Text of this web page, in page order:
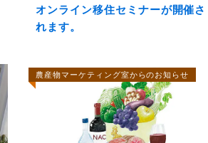
オンライン移住セミナーが開催さ
れます。
農産物マーケティング室からのお知らせ